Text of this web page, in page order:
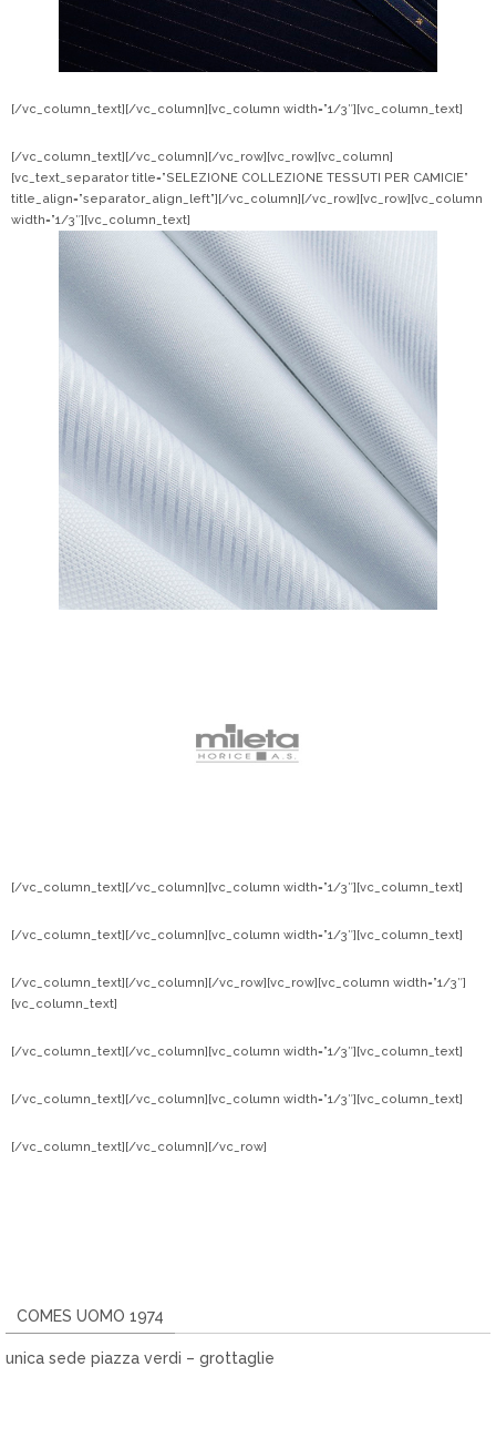
[/vc_column_text][/vc_column][vc_column width=”1/3″][vc_column_text]
[/vc_column_text][/vc_column][/vc_row][vc_row][vc_column]
[vc_text_separator title=”SELEZIONE COLLEZIONE TESSUTI PER CAMICIE”
title_align=”separator_align_left”][/vc_column][/vc_row][vc_row][vc_column
width=”1/3″][vc_column_text]
[/vc_column_text][/vc_column][vc_column width=”1/3″][vc_column_text]
[/vc_column_text][/vc_column][vc_column width=”1/3″][vc_column_text]
[/vc_column_text][/vc_column][/vc_row][vc_row][vc_column width=”1/3″]
[vc_column_text]
[/vc_column_text][/vc_column][vc_column width=”1/3″][vc_column_text]
[/vc_column_text][/vc_column][vc_column width=”1/3″][vc_column_text]
[/vc_column_text][/vc_column][/vc_row]
COMES UOMO 1974
unica sede piazza verdi – grottaglie